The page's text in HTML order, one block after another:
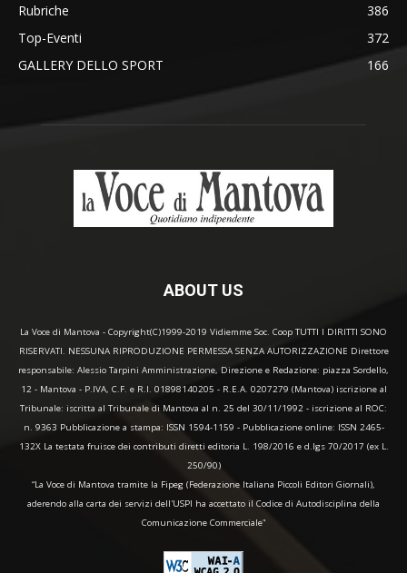
Rubriche
386
Top-Eventi
372
GALLERY DELLO SPORT
166
ABOUT US
La Voce di Mantova - Copyright(C)1999-2019 Vidiemme Soc. Coop TUTTI I DIRITTI SONO
RISERVATI. NESSUNA RIPRODUZIONE PERMESSA SENZA AUTORIZZAZIONE Direttore
responsabile: Alessio Tarpini Amministrazione, Direzione e Redazione: piazza Sordello,
12 - Mantova - P.IVA, C.F. e R.I. 01898140205 - R.E.A. 0207279 (Mantova) iscrizione al
Tribunale: iscritta al Tribunale di Mantova al n. 25 del 30/11/1992 - iscrizione al ROC:
n. 9363 Pubblicazione a stampa: ISSN 1594-1159 - Pubblicazione online: ISSN 2465-
132X La testata fruisce dei contributi diretti editoria L. 198/2016 e d.lgs 70/2017 (ex L.
250/90)
“La Voce di Mantova tramite la Fipeg (Federazione Italiana Piccoli Editori Giornali),
aderendo alla carta dei servizi dell'USPI ha accettato il Codice di Autodisciplina della
Comunicazione Commerciale"